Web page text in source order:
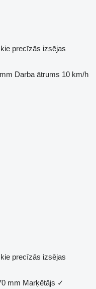
precīzās izsējas
Darba ātrums 10 km/h
precīzās izsējas
mm Marķētājs ✓